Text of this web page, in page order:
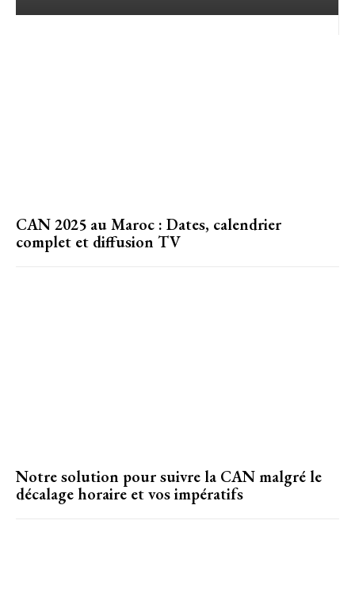
CAN 2025 au Maroc : Dates, calendrier
complet et diffusion TV
Notre solution pour suivre la CAN malgré le
décalage horaire et vos impératifs